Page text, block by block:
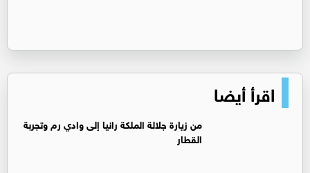
اقرأ أيضا
من زيارة جلالة الملكة رانيا إلى وادي رم وتجربة
القطار